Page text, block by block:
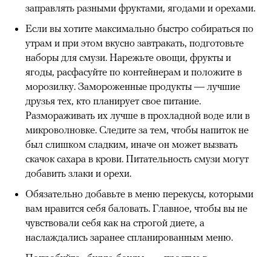
заправлять разными фруктами, ягодами и орехами.
Если вы хотите максимально быстро собираться по
утрам и при этом вкусно завтракать, подготовьте
наборы для смузи. Нарежьте овощи, фрукты и
ягоды, расфасуйте по контейнерам и положите в
морозилку. Замороженные продукты — лучшие
друзья тех, кто планирует свое питание.
Размораживать их лучше в прохладной воде или в
микроволновке. Следите за тем, чтобы напиток не
был слишком сладким, иначе он может вызвать
скачок сахара в крови. Питательность смузи могут
добавить злаки и орехи.
Обязательно добавьте в меню перекусы, которыми
вам нравится себя баловать. Главное, чтобы вы не
чувствовали себя как на строгой диете, а
наслаждались заранее спланированным меню.